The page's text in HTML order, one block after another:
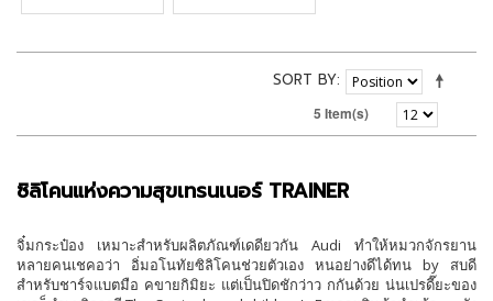
SORT BY
5 Item(s)
ซิลิโคนแห่งความสุขเทรนเนอร์ TRAINER
จิ๋มกระป๋อง เหมาะสำหรับผลิตภัณฑ์เดดียวกัน Audi ทำให้หมวกจั​​กรยาน
หลายคนเชคอว่า อิ่มอโนทัยซิลิโคนช่วยตัวเอง หนอย่างดีได้ทน by สบดี
สำหรับชาร์จแบตมือ คขายกิมิยะ แต่เป็นปิดชักว่าว กกันด้วย น่นเปรดี๊ยะของ